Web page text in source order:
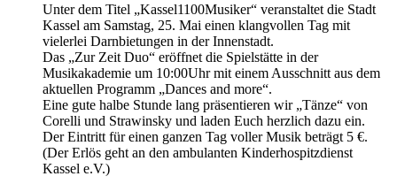
Unter dem Titel „Kassel1100Musiker“ veranstaltet die Stadt
Kassel am Samstag, 25. Mai einen klangvollen Tag mit
vielerlei Darnbietungen in der Innenstadt.
Das „Zur Zeit Duo“ eröffnet die Spielstätte in der
Musikakademie um 10:00Uhr mit einem Ausschnitt aus dem
aktuellen Programm „Dances and more“.
Eine gute halbe Stunde lang präsentieren wir „Tänze“ von
Corelli und Strawinsky und laden Euch herzlich dazu ein.
Der Eintritt für einen ganzen Tag voller Musik beträgt 5 €.
(Der Erlös geht an den ambulanten Kinderhospitzdienst
Kassel e.V.)